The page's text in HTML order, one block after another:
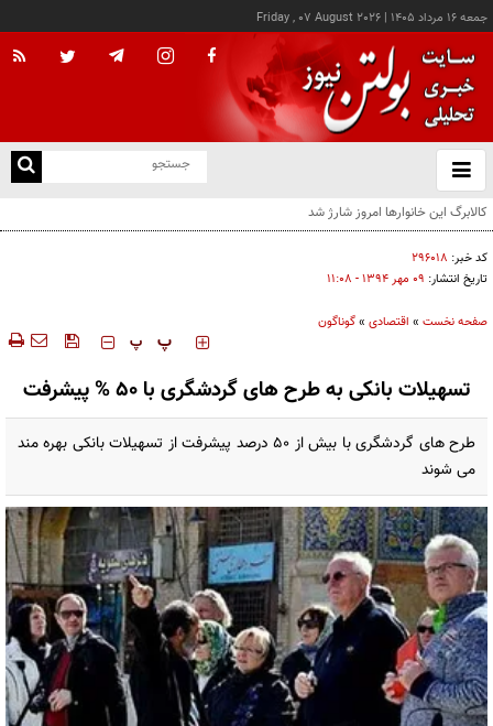
جمعه ۱۶ مرداد ۱۴۰۵ |
Friday , 07 August 2026
باز
و
کد خبر: ۲۹۶۰۱۸
تاریخ انتشار: ۰۹ مهر ۱۳۹۴ - ۱۱:۰۸
صفحه نخست » اقتصادی »گوناگون
‍‍‍ پ پ
تسهیلات بانکی به طرح های گردشگری با ۵۰ % پیشرفت
طرح های گردشگری با بیش از ۵۰ درصد پیشرفت از تسهیلات بانکی بهره مند
می شوند